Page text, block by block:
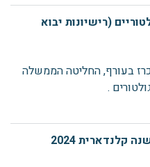
(רישיונות יבוא
בעורף, החליטה הממשלה
.
2024